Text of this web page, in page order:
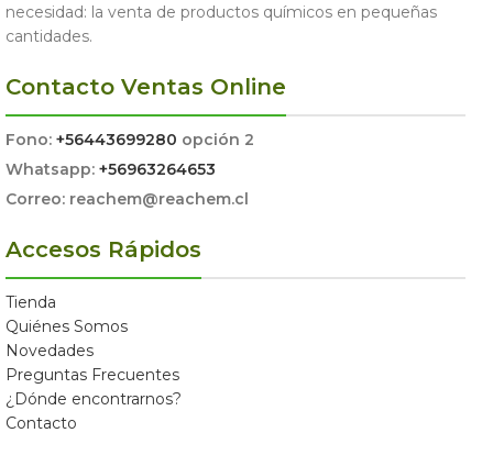
necesidad: la venta de productos químicos en pequeñas
cantidades.
Contacto Ventas Online
Fono: +56443699280 opción 2
Whatsapp: +56963264653
Correo: reachem@reachem.cl
Accesos Rápidos
Tienda
Quiénes Somos
Novedades
Preguntas Frecuentes
¿Dónde encontrarnos?
Contacto